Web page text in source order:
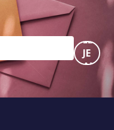
MELD
JE
AAN